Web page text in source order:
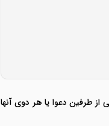
طرفین دعوا یا هر دوی آنها